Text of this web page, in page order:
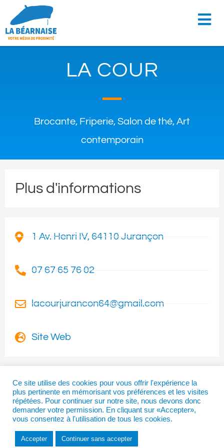
LA COUR
Brocante, Friperie, Salon de thé, Art
contemporain
Plus d'informations
1 Av. Henri IV, 64110 Jurançon
07 67 65 76 02
lacourjurancon64@gmail.com
Site Web
I
n
s
t
a
T
w
i
t
t
F
a
c
Copyright © 2026 | La Béarnaise
Ce site utilise des cookies pour vous offrir l'expérience la
plus pertinente en mémorisant vos préférences et les visites
répétées. Pour continuer sur notre site, nous devons donc
demander votre permission. En cliquant sur «Accepter»,
vous consentez à l'utilisation de tous les cookies.
Accepter Continuer sans accepter